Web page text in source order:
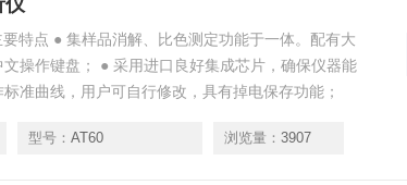
仪
特点 ● 集样品消解、比色测定功能于一体。配有大
操作键盘； ● 采用进口良好集成芯片，确保仪器能
准曲线，用户可自行修改，具有掉电保存功能；
型号： AT60 浏览量： 3907